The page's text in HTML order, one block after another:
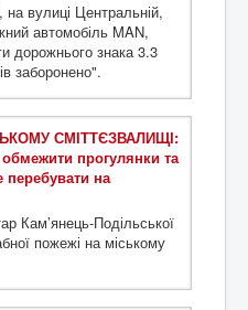
вулиці Центральній,
автомобіль MAN,
дорожнього знака 3.3
заборонено".
СМІТТЄЗВАЛИЩІ:
прогулянки та
перебувати на
Кам’янець-Подільської
пожежі на міському